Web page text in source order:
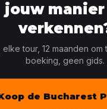
jouw
elke tour, 12 maanden om
boeking, geen gids.
de Bucharest